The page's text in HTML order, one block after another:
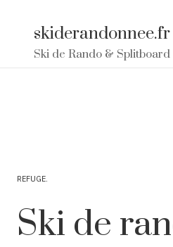
skiderandonnee.fr
Ski de Rando & Splitboard
REFUGE
Ski de